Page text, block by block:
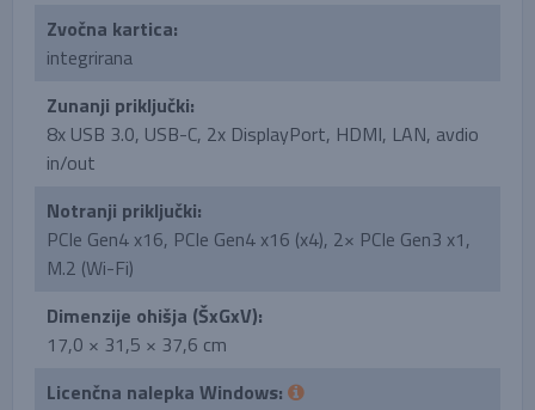
Zvočna kartica:
integrirana
Zunanji priključki:
8x USB 3.0, USB-C, 2x DisplayPort, HDMI, LAN, avdio
in/out
Notranji priključki:
PCIe Gen4 x16, PCIe Gen4 x16 (x4), 2× PCIe Gen3 x1,
M.2 (Wi-Fi)
Dimenzije ohišja (ŠxGxV):
17,0 × 31,5 × 37,6 cm
Licenčna nalepka Windows: